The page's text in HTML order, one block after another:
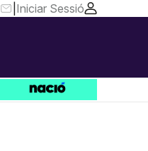
Iniciar Sessió